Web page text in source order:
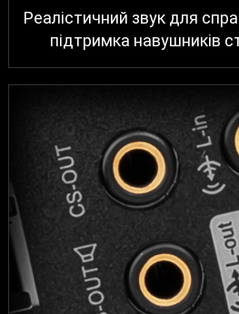
Реалістичний звук для
підтримка навушників